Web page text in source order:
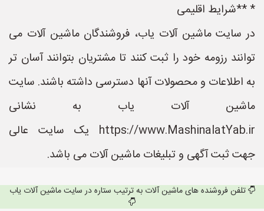
* **شرایط اقلیمی
در سایت ماشین آلات یاب، فروشندگان ماشین آلات می
توانند رزومه خود را ثبت کنند تا مشتریان بتوانند آسان تر
به اطلاعات و محصولات آنها دسترسی داشته باشند. سایت
ماشین آلات یاب به نشانی
https://www.MashinalatYab.ir یک سایت عالی
جهت ثبت آگهی و تبلیغات ماشین آلات می باشد.
تلفن فروشنده های ماشین آلات به ترتیب ستاره در سایت ماشین آلات یاب